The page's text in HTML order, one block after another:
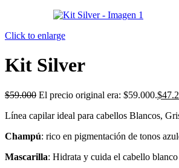
Click to enlarge
Kit Silver
$59.000 El precio original era: $59.000.$
Línea capilar ideal para cabellos Blancos,
Champú: rico en pigmentación de tonos
Mascarilla: Hidrata y cuida el cabello